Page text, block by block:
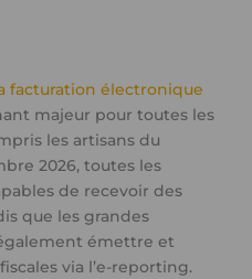
facturation électronique
majeur pour toutes les
les artisans du
2026, toutes les
de recevoir des
que les grandes
émettre et
via l’e-reporting.